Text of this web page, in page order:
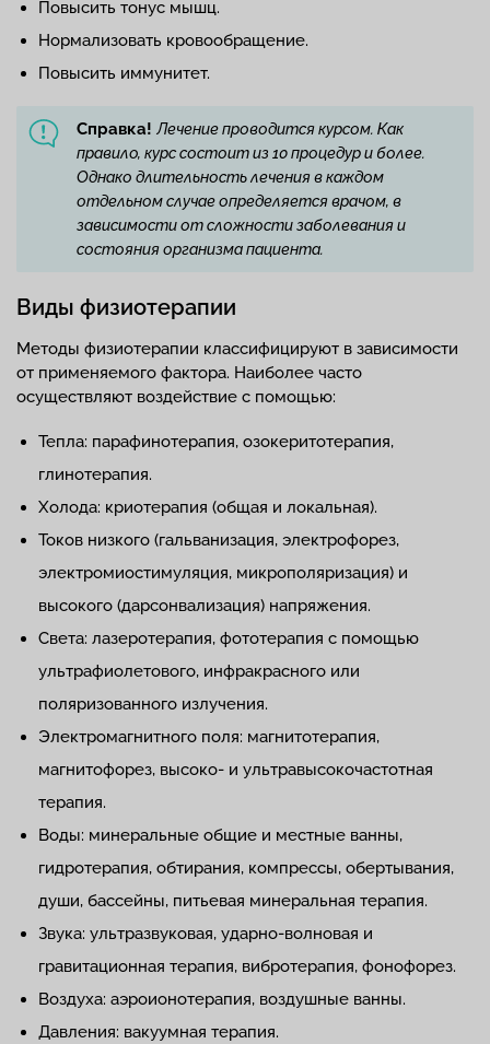
Повысить тонус мышц.
Нормализовать кровообращение.
Повысить иммунитет.
Справка! Лечение проводится курсом. Как
правило, курс состоит из 10 процедур и более.
Однако длительность лечения в каждом
отдельном случае определяется врачом, в
зависимости от сложности заболевания и
состояния организма пациента.
Виды физиотерапии
Методы физиотерапии классифицируют в зависимости
от применяемого фактора. Наиболее часто
осуществляют воздействие с помощью:
Тепла: парафинотерапия, озокеритотерапия,
глинотерапия.
Холода: криотерапия (общая и локальная).
Токов низкого (гальванизация, электрофорез,
электромиостимуляция, микрополяризация) и
высокого (дарсонвализация) напряжения.
Света: лазеротерапия, фототерапия с помощью
ультрафиолетового, инфракрасного или
поляризованного излучения.
Электромагнитного поля: магнитотерапия,
магнитофорез, высоко- и ультравысокочастотная
терапия.
Воды: минеральные общие и местные ванны,
гидротерапия, обтирания, компрессы, обертывания,
души, бассейны, питьевая минеральная терапия.
Звука: ультразвуковая, ударно-волновая и
гравитационная терапия, вибротерапия, фонофорез.
Воздуха: аэроионотерапия, воздушные ванны.
Давления: вакуумная терапия.